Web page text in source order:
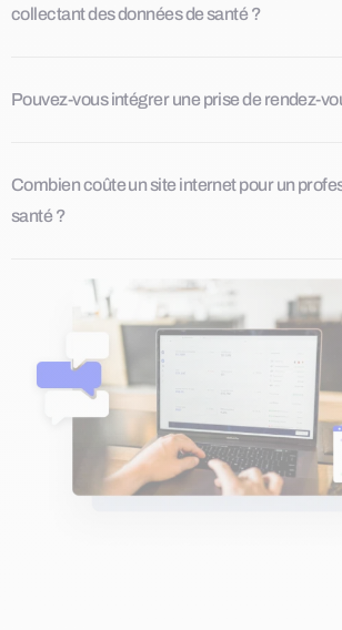
collectant des données de santé ?
Pouvez-vous intégrer une prise de rendez-
Combien coûte un site internet pour un
santé ?